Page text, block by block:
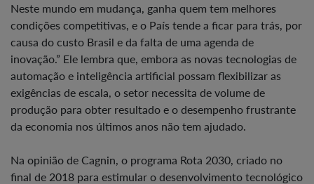
Neste mundo em mudança, ganha quem tem melhores
condições competitivas, e o País tende a ficar para trás, por
causa do custo Brasil e da falta de uma agenda de
inovação.” Ele lembra que, embora as novas tecnologias de
automação e inteligência artificial possam flexibilizar as
exigências de escala, o setor necessita de volume de
produção para obter resultado e o desempenho frustrante
da economia nos últimos anos não tem ajudado.
Na opinião de Cagnin, o programa Rota 2030, criado no
final de 2018 para estimular o desenvolvimento tecnológico